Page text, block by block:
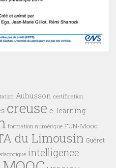
Aubusson certification
creuse e-learning
formation numérique FUN-Mooc
du Limousin Guéret
intelligence